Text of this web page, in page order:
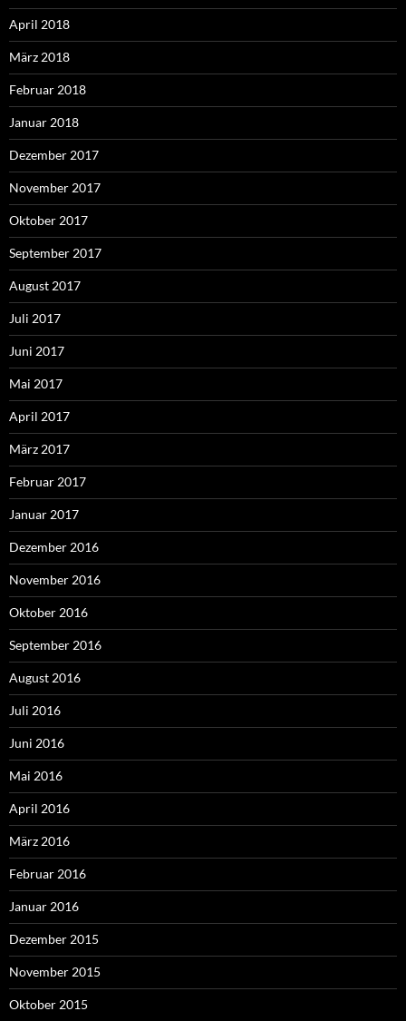
April 2018
März 2018
Februar 2018
Januar 2018
Dezember 2017
November 2017
Oktober 2017
September 2017
August 2017
Juli 2017
Juni 2017
Mai 2017
April 2017
März 2017
Februar 2017
Januar 2017
Dezember 2016
November 2016
Oktober 2016
September 2016
August 2016
Juli 2016
Juni 2016
Mai 2016
April 2016
März 2016
Februar 2016
Januar 2016
Dezember 2015
November 2015
Oktober 2015